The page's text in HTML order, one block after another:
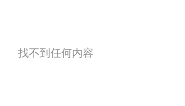
找不到任何内容